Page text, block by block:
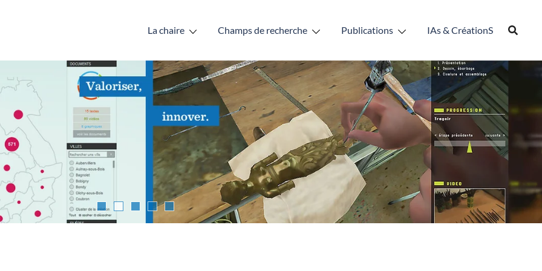
La chaire Champs de recherche Publications IAs & CréationS